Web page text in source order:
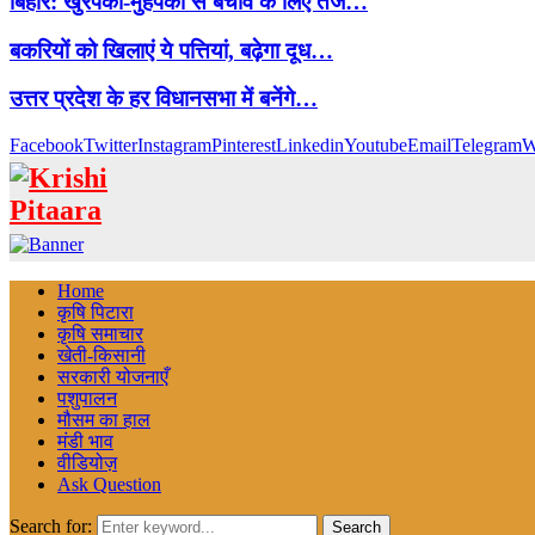
बकरियों को खिलाएं ये पत्तियां, बढ़ेगा दूध…
उत्तर प्रदेश के हर विधानसभा में बनेंगे…
FacebookTwitterInstagramPinterestLinkedinYoutubeEmailTelegram
Home
कृषि पिटारा
कृषि समाचार
खेती-किसानी
सरकारी योजनाएँ
पशुपालन
मौसम का हाल
मंडी भाव
वीडियोज़
Ask Question
Search for: Search